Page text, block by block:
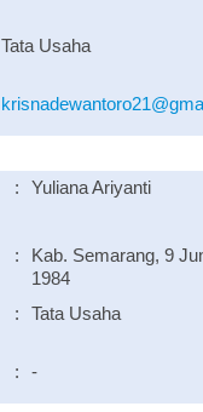
Tata Usaha
: Yuliana Ariyanti
:
Kab. Semarang, 9
1984
: Tata Usaha
: -